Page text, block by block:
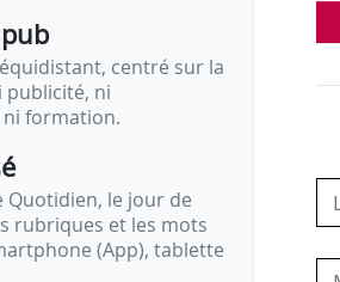
centré sur la
publicité, ni
formation.
Quotidien, le jour de
rubriques et les mots
(App), tablette